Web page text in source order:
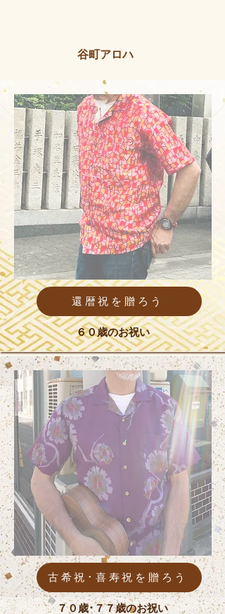
谷町アロハ
還暦祝を贈ろう
６０歳のお祝い
古希祝･喜寿祝を贈ろう
７０歳･７７歳のお祝い​